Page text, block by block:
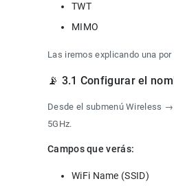
TWT
Las iremos explicando una por
📡 3.1 Configurar el
Desde el submenú Wireless
5GHz.
Campos que verás:
WiFi Name (SSID)